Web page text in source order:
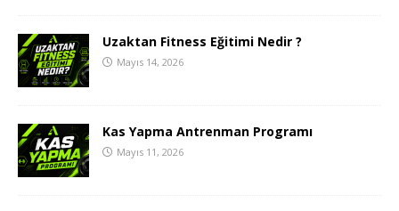
Uzaktan Fitness Eğitimi Nedir ?
Mayıs 14, 2026
Kas Yapma Antrenman Programı
Mayıs 11, 2026